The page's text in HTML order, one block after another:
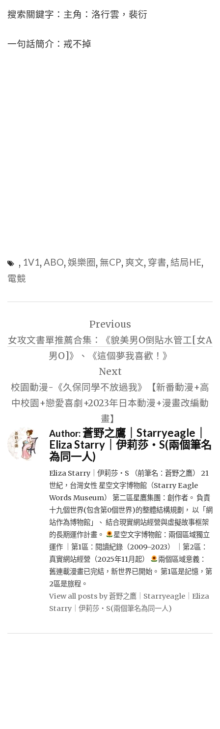
搜索關鍵字：主角：洛行雲，裴衍
一句話簡介：戒不掉
, 1V1, ABO, 娛樂圈, 無CP, 爽文, 穿書, 結局HE,
電競
導
Previous
女攻文書單推薦合集：《貌美男O倒貼水管工[女A
男O]》、《這個夢我喜歡！》
Next
校園動漫-《久保同學不放過我》【新番動漫+高
中校園+戀愛喜劇+2023年日本動漫+漫畫改編動
畫】
Author:蒼野之鷹｜Starryeagle｜
Eliza Starry｜伊莉莎・S(兩個筆名
為同一人)
Eliza Starry｜伊莉莎・S （前筆名：蒼野之鷹） 21
世紀，台灣女性 星空文字博物館（Starry Eagle
Words Museum） 第二區星鷹集團：創作者。 負責
十九個世界(包含第0個世界)的整體結構規劃， 以「網
站作為博物館」、 結合現實網站經營與虛擬故事框架
的長期運作計畫。
星空文字博物館：兩個區域獨立
運作 ｜第1區：閱讀紀錄（2009–2023） ｜第2區：
真實網站經營（2025年11月起）
兩個區域意義：
舊連載漫畫已完結，新世界已開始。 第1區是記憶，第
2區是旅程。
View all posts by 蒼野之鷹｜Starryeagle｜Eliza
Starry｜伊莉莎・S(兩個筆名為同一人)